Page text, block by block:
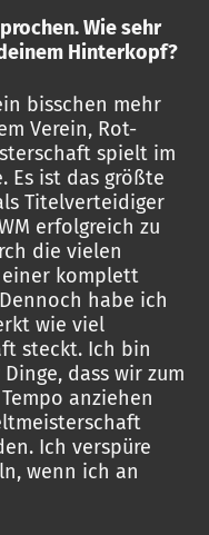
Wie sehr
Hinterkopf?
bisschen mehr
Verein, Rot-
spielt im
Es ist das größte
Titelverteidiger
erfolgreich zu
die vielen
einer komplett
habe ich
wie viel
steckt. Ich bin
dass wir zum
anziehen
Ich verspüre
wenn ich an